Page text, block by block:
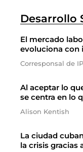
Desarrollo
El mercado
evoluciona con
Corresponsal de
Al aceptar lo
se centra en lo
Alison Kentish
La ciudad
la crisis gracias